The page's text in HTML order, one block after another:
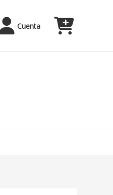
Cuenta